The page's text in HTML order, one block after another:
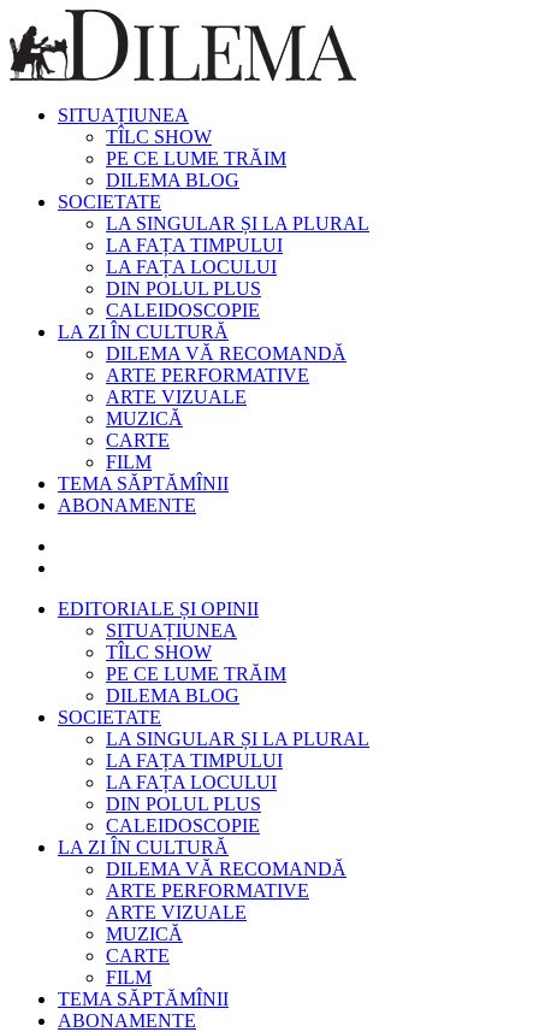
SITUAȚIUNEA
TÎLC SHOW
PE CE LUME TRĂIM
DILEMA BLOG
SOCIETATE
LA SINGULAR ȘI LA PLURAL
LA FAȚA TIMPULUI
LA FAȚA LOCULUI
DIN POLUL PLUS
CALEIDOSCOPIE
LA ZI ÎN CULTURĂ
DILEMA VĂ RECOMANDĂ
ARTE PERFORMATIVE
ARTE VIZUALE
MUZICĂ
CARTE
FILM
TEMA SĂPTĂMÎNII
ABONAMENTE
EDITORIALE ȘI OPINII
SITUAȚIUNEA
TÎLC SHOW
PE CE LUME TRĂIM
DILEMA BLOG
SOCIETATE
LA SINGULAR ȘI LA PLURAL
LA FAȚA TIMPULUI
LA FAȚA LOCULUI
DIN POLUL PLUS
CALEIDOSCOPIE
LA ZI ÎN CULTURĂ
DILEMA VĂ RECOMANDĂ
ARTE PERFORMATIVE
ARTE VIZUALE
MUZICĂ
CARTE
FILM
TEMA SĂPTĂMÎNII
ABONAMENTE